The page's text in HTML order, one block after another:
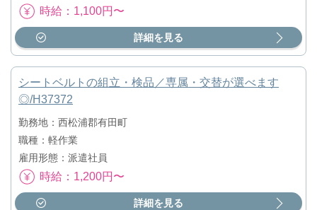
時給：1,100円〜
詳細を見る
シートベルトの組立・検品／専属・交替が選べます
◎/H37372
勤務地：西松浦郡有田町
職種：軽作業
雇用形態：派遣社員
時給：1,200円〜
詳細を見る